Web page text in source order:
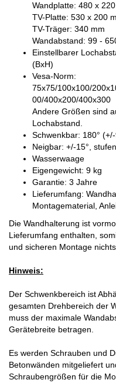
Wandplatte: 480 x
TV-Platte: 530 x 200
TV-Träger: 340 mm
Wandabstand: 99 -
Einstellbarer
(BxH)
Vesa-Norm:
75x75/100x100/
00/400x200/400x300
Andere Größen sind
Lochabstand.
Schwenkbar: 180°
Neigbar: +/-15°,
Wasserwaage
Eigengewicht: 9 kg
Garantie: 3 Jahre
Lieferumfang:
Montagematerial,
Die Wandhalterung ist
Lieferumfang enthalten,
und sicheren Montage
Hinweis:
Der Schwenkbereich ist
gesamten Drehbereich der
muss der maximale
Gerätebreite betragen.
Es werden Schrauben und
Betonwänden mitgeliefert
Schraubengrößen für die